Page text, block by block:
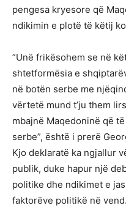
pengesa kryesore që
ndikimin e plotë të këtij
​”Unë frikësohem se në
shtetformësia e
në botën serbe me
vërtetë mund t’ju them
mbajnë Maqedoninë që
serbe”, është i prerë
​Kjo deklaratë ka ngjallur
publik, duke hapur një
politike dhe ndikimet e
faktorëve politikë në vend.